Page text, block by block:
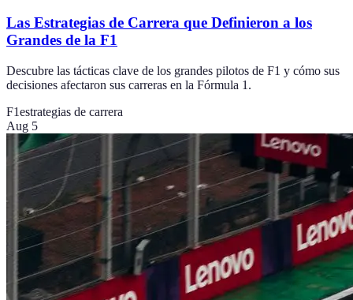
Las Estrategias de Carrera que Definieron a los
Grandes de la F1
Descubre las tácticas clave de los grandes pilotos de F1 y cómo sus
decisiones afectaron sus carreras en la Fórmula 1.
F1estrategias de carrera
Aug 5